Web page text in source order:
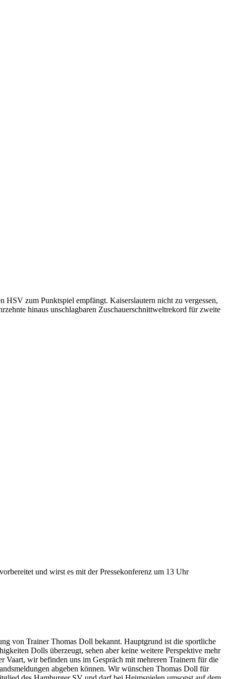
zum Punktspiel empfängt. Kaiserslautern nicht zu vergessen,
hinaus unschlagbaren Zuschauerschnittweltrekord für zweite
und wirst es mit der Pressekonferenz um 13 Uhr
von Trainer Thomas Doll bekannt. Hauptgrund ist die sportliche
Dolls überzeugt, sehen aber keine weitere Perspektive mehr
Vaart, wir befinden uns im Gespräch mit mehreren Trainern für die
abgeben können. Wir wünschen Thomas Doll für